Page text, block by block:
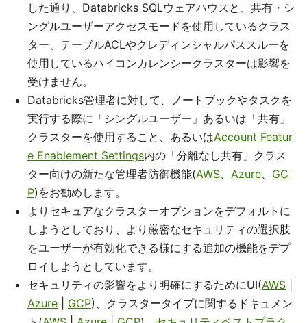
した通り、Databricks SQLウェアハウスと、共有・シ
ングルユーザーアクセスモードを使用しているクラス
ター、テーブルACLやクレディンシャルパススルーを
使用しているハイコンカレンシークラスターは影響を
受けません。
Databricks管理者に対して、ノートブックやタスクを
実行する際に「シングルユーザー」あるいは「共有」
クラスターを使用すること、あるいはAccount Featur
e Enablement Settings内の「分離なし共有」クラス
ター向けの新たな管理者防御機能(AWS、 Azure、 GC
P)をお勧めします。
よりセキュアなクラスターオプションをデフォルトに
しようとしており、より厳密なセキュリティの選択肢
をユーザーが有効化できる様にする追加の機能をデプ
ロイしようとしています。
セキュリティの影響をより明確にするためにUI(AWS
Azure
GCP)、クラスタータイプに関するドキュメン